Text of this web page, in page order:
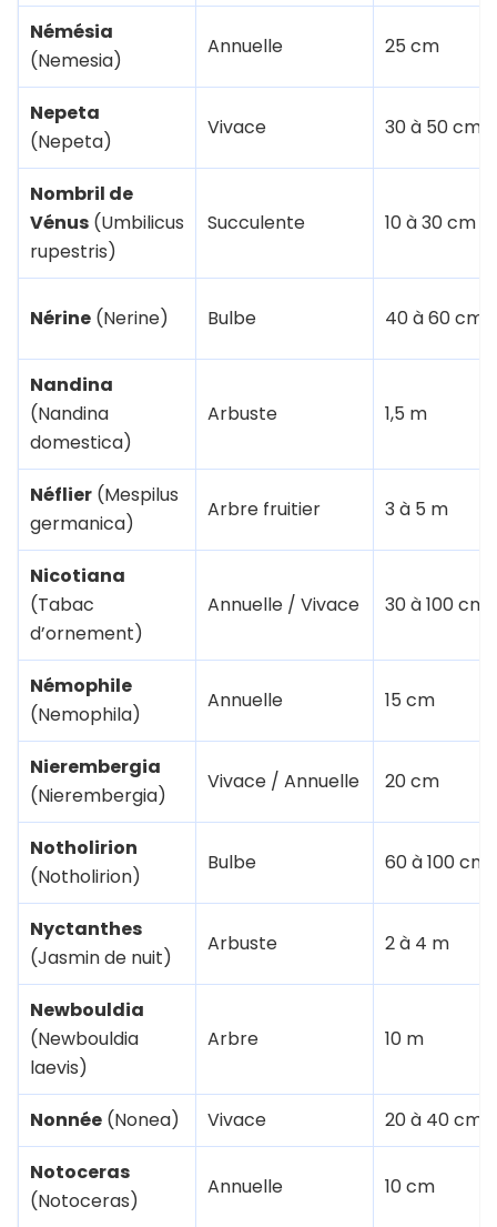
Némésia
(Nemesia)
Annuelle 25 cm
Nepeta
(Nepeta)
Vivace 30 à 50 cm
Nombril de
Vénus (Umbilicus
rupestris)
Succulente 10 à 30 cm
Nérine (Nerine) Bulbe 40 à 60 cm
Nandina
(Nandina
domestica)
Arbuste 1,5 m
Néflier (Mespilus
germanica)
Arbre fruitier 3 à 5 m
Nicotiana
(Tabac
d’ornement)
Annuelle / Vivace 30 à 100 cm
Némophile
(Nemophila)
Annuelle 15 cm
Nierembergia
(Nierembergia)
Vivace / Annuelle 20 cm
Notholirion
(Notholirion)
Bulbe 60 à 100 cm
Nyctanthes
(Jasmin de nuit)
Arbuste 2 à 4 m
Newbouldia
(Newbouldia
laevis)
Arbre 10 m
Nonnée (Nonea) Vivace 20 à 40 cm
Notoceras
(Notoceras)
Annuelle 10 cm